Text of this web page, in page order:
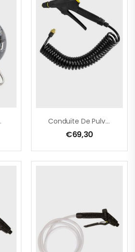
Inclus Conduite De Pulvérisation Pour FERROX PLUS / INOX PLUS
€69,30